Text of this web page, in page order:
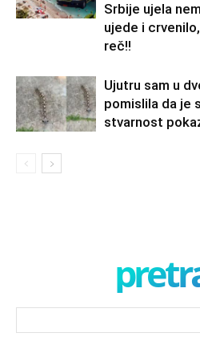
Srbije ujela
ujede i
reč!!
Ujutru sam u
pomislila da je
stvarnost